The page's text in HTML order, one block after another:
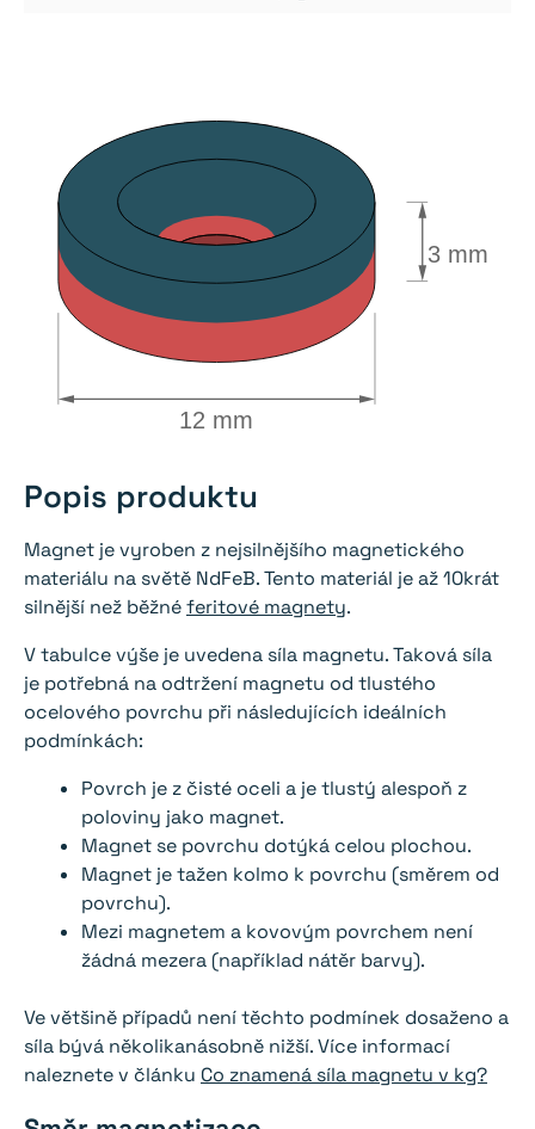
3 mm
12 mm
Popis produktu
Magnet je vyroben z nejsilnějšího magnetického
materiálu na světě NdFeB. Tento materiál je až 10krát
silnější než běžnéferitové magnety.
V tabulce výše je uvedena síla magnetu. Taková síla
je potřebná na odtržení magnetu od tlustého
ocelového povrchu při následujících ideálních
podmínkách:
Povrch je z čisté oceli a je tlustý alespoň z
poloviny jako magnet.
Magnet se povrchu dotýká celou plochou.
Magnet je tažen kolmo k povrchu (směrem od
povrchu).
Mezi magnetem a kovovým povrchem není
žádná mezera (například nátěr barvy).
Ve většině případů není těchto podmínek dosaženo a
síla bývá několikanásobně nižší. Více informací
naleznete v článku Co znamená síla magnetu v kg?